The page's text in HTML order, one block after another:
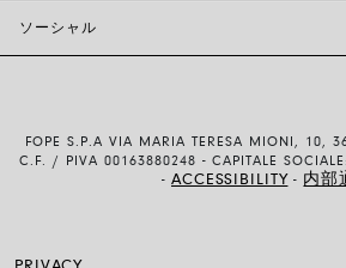
配送・返品
ソーシャル
YOUTUBE
FOPE S.P.A VIA MARIA TERESA MIONI, 10,
C.F. / PIVA 00163880248 - CAPITALE
- ACCESSIBILITY - 内部